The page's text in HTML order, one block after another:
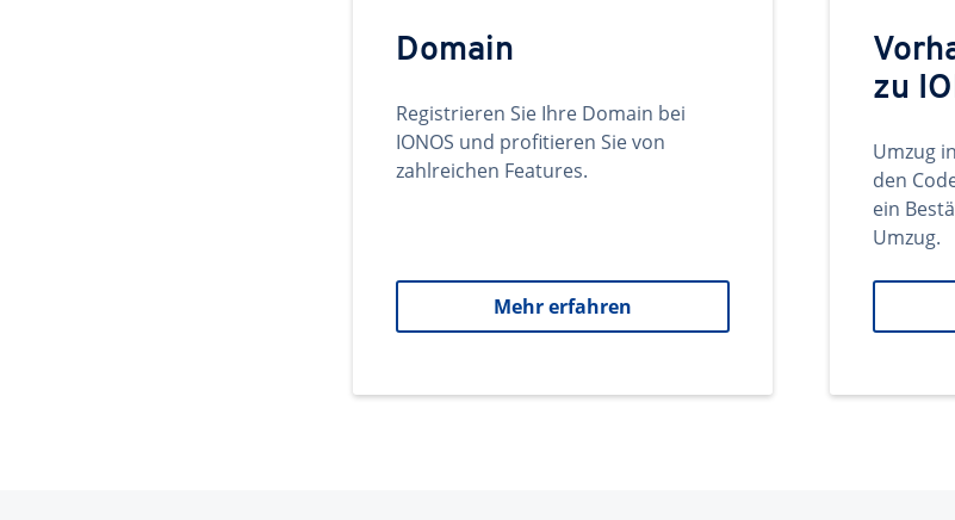
Domain
Registrieren Sie Ihre Domain bei
IONOS und profitieren Sie von
zahlreichen Features.
Mehr erfahren
zu
Umzug
den
ein
Umzug.